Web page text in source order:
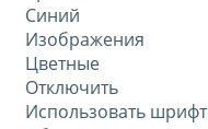
Синий
Изображения
Цветные
Отключить
Использовать шрифт